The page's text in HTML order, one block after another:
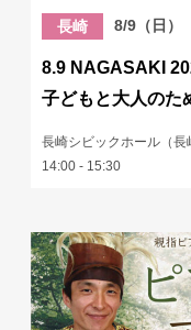
長崎 8/9（日）
8.9 NAGASAKI
子どもと大人のた
長崎シビックホール（長
14:00 - 15:30